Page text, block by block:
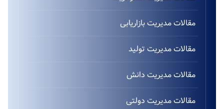
مقالات مدیریت بازاریابی
مقالات مدیریت تولید
مقالات مدیریت دانش
مقالات مدیریت دولتی